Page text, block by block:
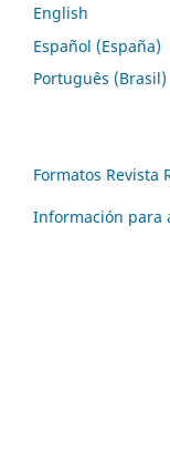
English
Español (España)
Português (Brasil)
Formatos Revista
Información para